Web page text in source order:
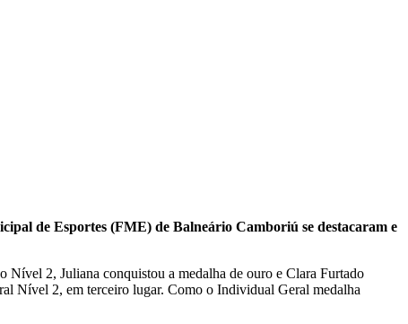
de Esportes (FME) de Balneário Camboriú se destacaram e
Nível 2, Juliana conquistou a medalha de ouro e Clara Furtado
Nível 2, em terceiro lugar. Como o Individual Geral medalha